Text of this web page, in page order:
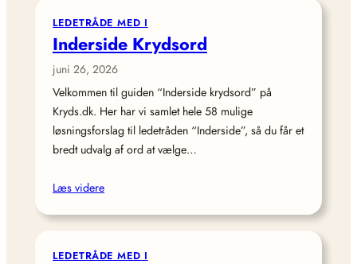
LEDETRÅDE MED I
Inderside Krydsord
juni 26, 2026
Velkommen til guiden “Inderside krydsord” på
Kryds.dk. Her har vi samlet hele 58 mulige
løsningsforslag til ledetråden “Inderside”, så du får et
bredt udvalg af ord at vælge…
Læs videre
LEDETRÅDE MED I